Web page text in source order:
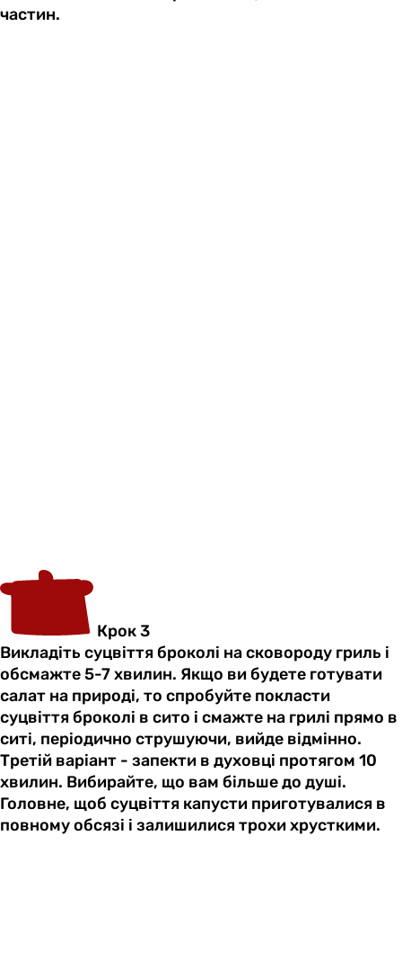
частин.
Крок 3
Викладіть суцвіття броколі на сковороду гриль і
обсмажте 5-7 хвилин. Якщо ви будете готувати
салат на природі, то спробуйте покласти
суцвіття броколі в сито і смажте на грилі прямо в
ситі, періодично струшуючи, вийде відмінно.
Третій варіант - запекти в духовці протягом 10
хвилин. Вибирайте, що вам більше до душі.
Головне, щоб суцвіття капусти приготувалися в
повному обсязі і залишилися трохи хрусткими.